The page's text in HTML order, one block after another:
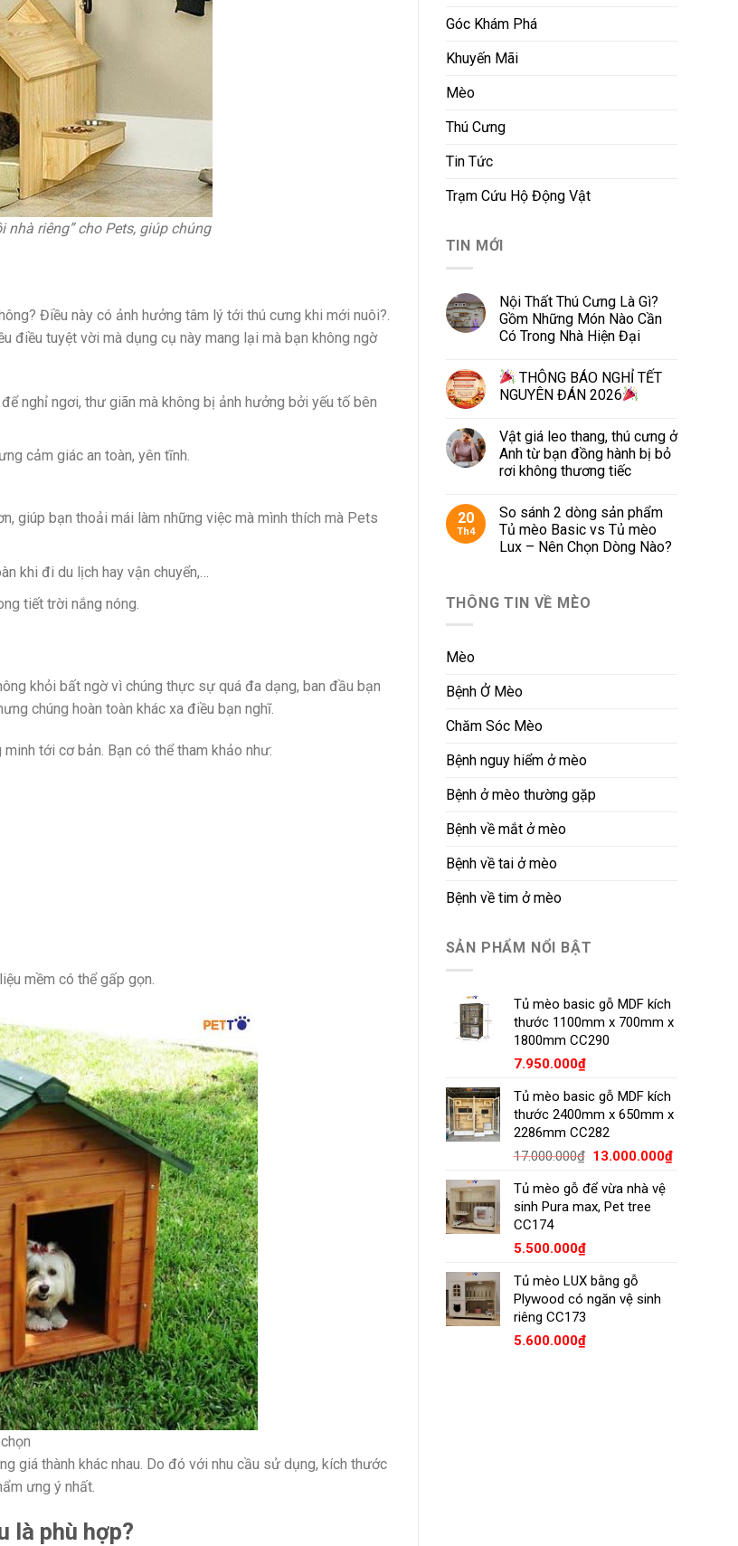
nhà riêng” cho Pets, giúp chúng
Điều này có ảnh hưởng tâm lý tới thú cưng khi mới nuôi?.
điều tuyệt vời mà dụng cụ này mang lại mà bạn không ngờ
nghỉ ngơi, thư giãn mà không bị ảnh hưởng bởi yếu tố bên
cảm giác an toàn, yên tĩnh.
giúp bạn thoải mái làm những việc mà mình thích mà Pets
khi đi du lịch hay vận chuyển,…
tiết trời nắng nóng.
khỏi bất ngờ vì chúng thực sự quá đa dạng, ban đầu bạn
chúng hoàn toàn khác xa điều bạn nghĩ.
tới cơ bản. Bạn có thể tham khảo như:
mềm có thể gấp gọn.
giá thành khác nhau. Do đó với nhu cầu sử dụng, kích thước
ưng ý nhất.
là phù hợp?
Góc Khám Phá
Khuyến Mãi
Mèo
Thú Cưng
Tin Tức
Trạm Cứu Hộ Động Vật
TIN MỚI
Nội Thất Thú Cưng Là Gì?
Gồm Những Món Nào Cần
Có Trong Nhà Hiện Đại
THÔNG BÁO NGHỈ TẾT
NGUYÊN ĐÁN 2026
Vật giá leo thang, thú cưng ở
Anh từ bạn đồng hành bị bỏ
rơi không thương tiếc
20
Th4
So sánh 2 dòng sản phẩm
Tủ mèo Basic vs Tủ mèo
Lux – Nên Chọn Dòng Nào?
THÔNG TIN VỀ MÈO
Mèo
Bệnh Ở Mèo
Chăm Sóc Mèo
Bệnh nguy hiểm ở mèo
Bệnh ở mèo thường gặp
Bệnh về mắt ở mèo
Bệnh về tai ở mèo
Bệnh về tim ở mèo
SẢN PHẨM NỔI BẬT
Tủ mèo basic gỗ MDF kích
thước 1100mm x 700mm x
1800mm CC290
7.950.000₫
Tủ mèo basic gỗ MDF kích
thước 2400mm x 650mm x
2286mm CC282
17.000.000₫ Giá
là:
17.000.000₫.
13.000.000₫Giá
Tủ mèo gỗ để vừa nhà vệ
sinh Pura max, Pet tree
CC174
5.500.000₫
Tủ mèo LUX bằng gỗ
Plywood có ngăn vệ sinh
riêng CC173
5.600.000₫